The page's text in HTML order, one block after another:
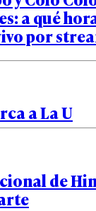
a qué
por
a La U
de